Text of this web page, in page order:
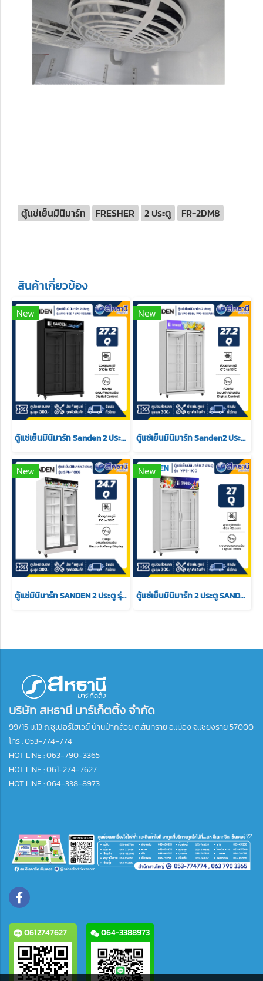
ตู้แช่เย็นมินิมาร์ท FRESHER 2 ประตู FR-2DM8
สินค้าเกี่ยวข้อง
New
ตู้แช่เย็นมินิมาร์ท Sanden 2 ประตู รุ่น YPC-1100 / YPC-1100/BK ขนาด 27.2Q สีดำ
New
ตู้แช่เย็นมินิมาร์ท Sanden2 ประตู รุ่น YPC-1100 / YPC-1100/WH ขนาด 27.2Q สีขาว
New
ตู้แช่มินิมาร์ท SANDEN 2 ประตู รุ่น SPN-1005 ขนาด 24.7 สีขาว
New
ตู้แช่เย็นมินิมาร์ท 2 ประตู SANDEN รุ่น YPE-1100 ความจุ 27Q
บริษัท สหธานี มาร์เก็ตติ้ง จำกัด
99/15 ม.13 ถ.ซุเปอร์ไฮเวย์ บ้านป่ากล้วย ต.สันทราย อ.เมือง จ.เชียงราย 57000
โทร :053-774-774
HOT LINE : 063-790-3365
HOT LINE : 061-274-7627
HOT LINE : 064-338-8973
0612747627 064-3388973